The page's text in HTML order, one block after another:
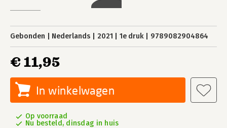
Gebonden Nederlands 2021 1e druk 9789082904864
€ 11,95
In winkelwagen
Op voorraad
Nu besteld, dinsdag in huis